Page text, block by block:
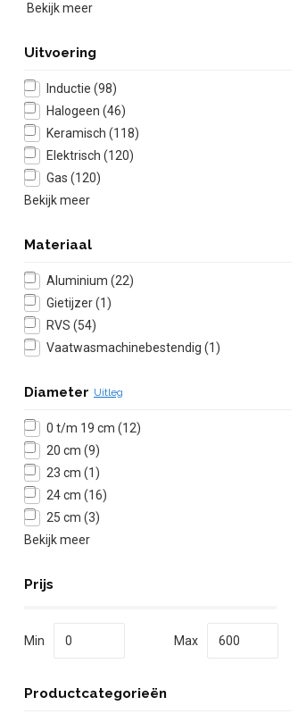
Bekijk meer
Uitvoering
Inductie (98)
Halogeen (46)
Keramisch (118)
Elektrisch (120)
Gas (120)
Bekijk meer
Materiaal
Aluminium (22)
Gietijzer(1)
RVS (54)
Vaatwasmachinebestendig (1)
Diameter Uitleg
0 t/m 19 cm (12)
20 cm (9)
23 cm (1)
24 cm (16)
25 cm (3)
Bekijk meer
Prijs
Min Max
Productcategorieën